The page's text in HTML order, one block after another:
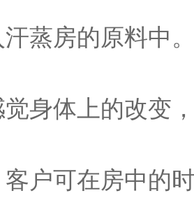
蒸房的原料中
身体上的改变
户可在房中的